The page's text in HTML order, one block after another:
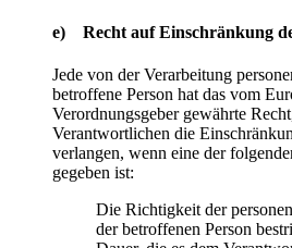
e) Recht auf Einschränkung
Jede von der Verarbeitung
betroffene Person hat das vom
Verordnungsgeber gewährte
Verantwortlichen die
verlangen, wenn eine der
gegeben ist:
Die Richtigkeit der
der betroffenen Person